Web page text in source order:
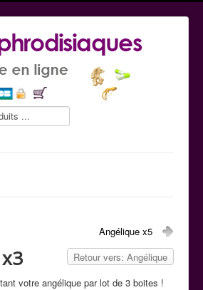
La boutique
Angélique x5
Retour vers: Angélique
votre angélique par lot de 3 boites !